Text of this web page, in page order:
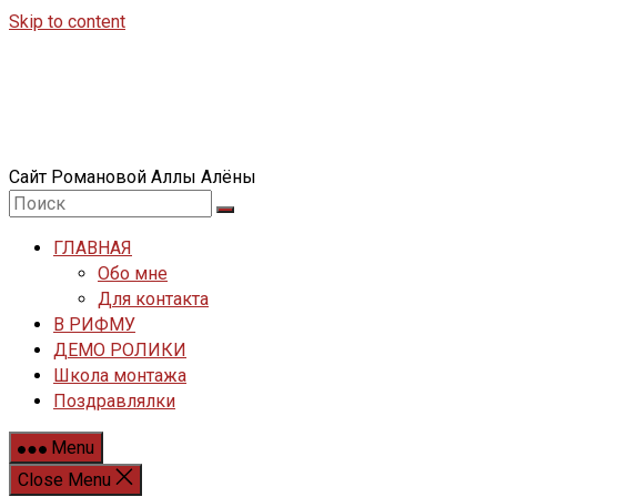
Skip to content
Сайт Романовой Аллы Алёны
ГЛАВНАЯ
Обо мне
Для контакта
В РИФМУ
ДЕМО РОЛИКИ
Школа монтажа
Поздравлялки
Menu
Close Menu